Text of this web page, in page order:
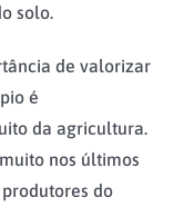
solo.
de valorizar
é
da agricultura.
nos últimos
do